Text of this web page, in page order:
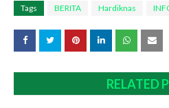
Tags BERITA Hardiknas
RELATED